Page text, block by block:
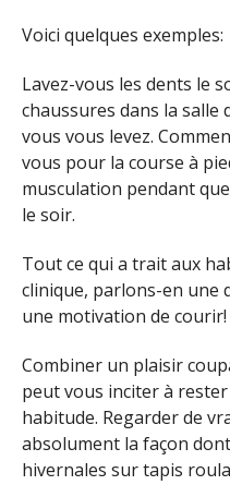
Voici quelques exemples:
Lavez-vous les dents le
chaussures dans la salle
vous vous levez.
vous pour la course à
musculation pendant
le soir.
Tout ce qui a trait aux
clinique, parlons-en une
une motivation de courir!
Combiner un plaisir
peut vous inciter à
habitude. Regarder de
absolument la façon
hivernales sur tapis